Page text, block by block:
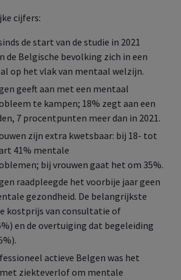
cijfers:
de start van de studie in 2021
de Belgische bevolking zich in een
op het vlak van mentaal welzijn.
geeft aan met een mentaal
te kampen; 18% zegt aan een
7 procentpunten meer dan in 2021.
zijn extra kwetsbaar: bij 18- tot
41% mentale
bij vrouwen gaat het om 35%.
raadpleegde het voorbije jaar geen
gezondheid. De belangrijkste
kostprijs van consultatie of
en de overtuiging dat begeleiding
actieve Belgen was het
ziekteverlof om mentale